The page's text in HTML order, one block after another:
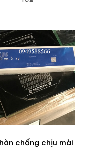
chống chịu mài